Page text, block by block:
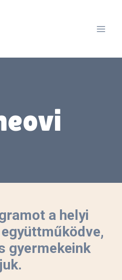
a helyi
gyermekeink